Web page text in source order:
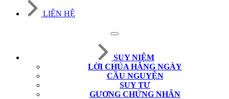
LIÊN HỆ
SUY NIỆM
LỜI CHÚA HẰNG NGÀY
CẦU NGUYỆN
SUY TƯ
GƯƠNG CHỨNG NHÂN